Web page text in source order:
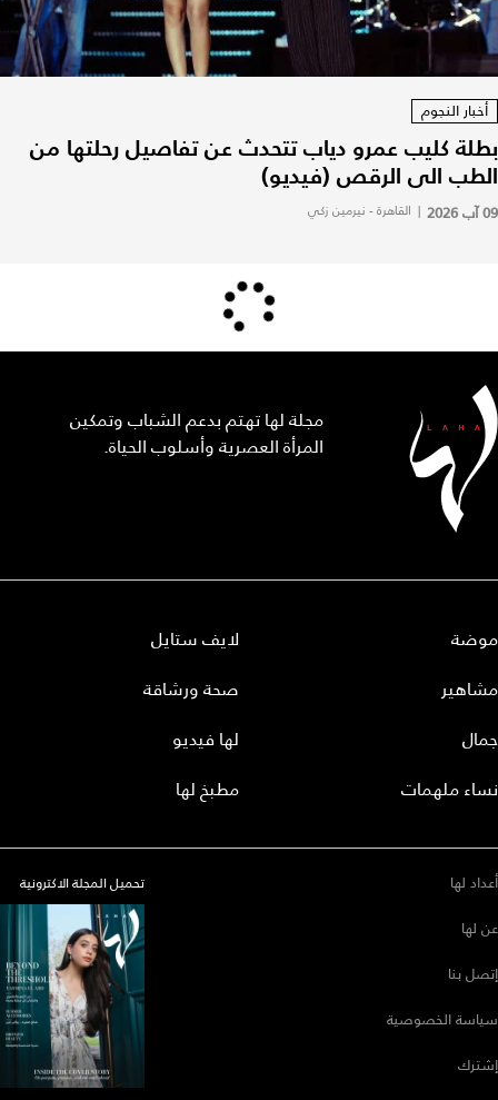
أخبار النجوم
بطلة كليب عمرو دياب تتحدث عن تفاصيل رحلتها من
الطب الى الرقص (فيديو)
09 آب 2026 | القاهرة - نيرمين زكي
مجلة لها تهتم بدعم الشباب وتمكين
المرأة العصرية وأسلوب الحياة.
موضة
مشاهير
جمال
نساء ملهمات
لايف ستايل
صحة ورشاقة
لها فيديو
مطبخ لها
أعداد لها
عن لها
إتصل بنا
سياسة الخصوصية
إشترك
تحميل المجلة الاكترونية